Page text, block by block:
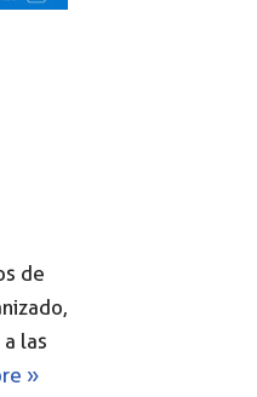
de
las
»